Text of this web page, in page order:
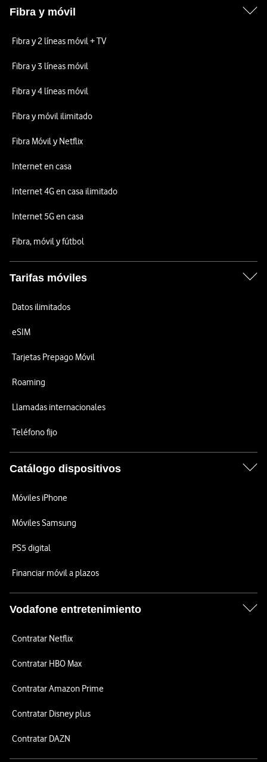
Fibra y móvil
Fibra y 2 líneas móvil + TV
Fibra y 3 líneas móvil
Fibra y 4 líneas móvil
Fibra y móvil ilimitado
Fibra Móvil y Netflix
Internet en casa
Internet 4G en casa ilimitado
Internet 5G en casa
Fibra, móvil y fútbol
Tarifas móviles
Datos ilimitados
eSIM
Tarjetas Prepago Móvil
Roaming
Llamadas internacionales
Teléfono fijo
Catálogo dispositivos
Móviles iPhone
Móviles Samsung
PS5 digital
Financiar móvil a plazos
Vodafone entretenimiento
Contratar Netflix
Contratar HBO Max
Contratar Amazon Prime
Contratar Disney plus
Contratar DAZN